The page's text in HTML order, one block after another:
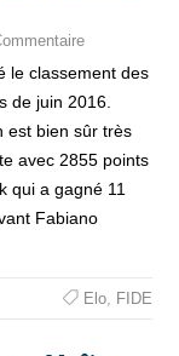
le classement des
de juin 2016.
est bien sûr très
avec 2855 points
qui a gagné 11
Fabiano
Elo, FIDE